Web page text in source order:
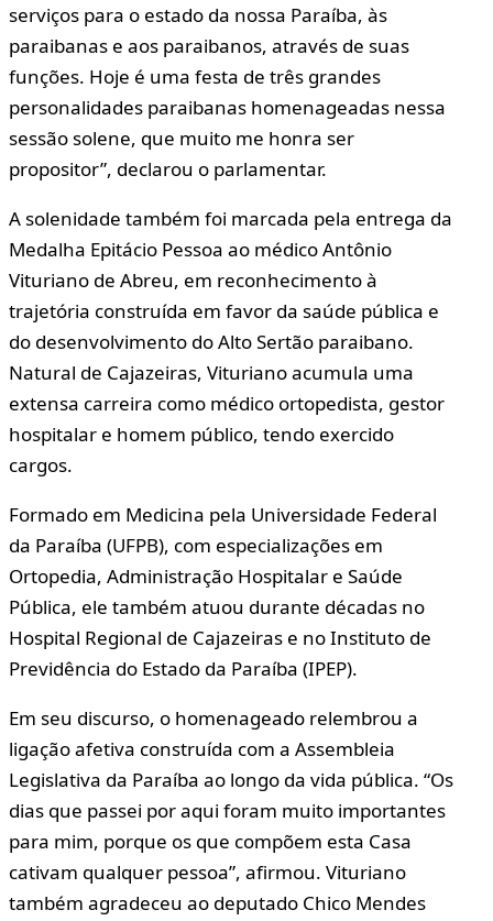
serviços para o estado da nossa Paraíba, às
paraibanas e aos paraibanos, através de suas
funções. Hoje é uma festa de três grandes
personalidades paraibanas homenageadas nessa
sessão solene, que muito me honra ser
propositor”, declarou o parlamentar.
A solenidade também foi marcada pela entrega da
Medalha Epitácio Pessoa ao médico Antônio
Vituriano de Abreu, em reconhecimento à
trajetória construída em favor da saúde pública e
do desenvolvimento do Alto Sertão paraibano.
Natural de Cajazeiras, Vituriano acumula uma
extensa carreira como médico ortopedista, gestor
hospitalar e homem público, tendo exercido
cargos.
Formado em Medicina pela Universidade Federal
da Paraíba (UFPB), com especializações em
Ortopedia, Administração Hospitalar e Saúde
Pública, ele também atuou durante décadas no
Hospital Regional de Cajazeiras e no Instituto de
Previdência do Estado da Paraíba (IPEP).
Em seu discurso, o homenageado relembrou a
ligação afetiva construída com a Assembleia
Legislativa da Paraíba ao longo da vida pública. “Os
dias que passei por aqui foram muito importantes
para mim, porque os que compõem esta Casa
cativam qualquer pessoa”, afirmou. Vituriano
também agradeceu ao deputado Chico Mendes